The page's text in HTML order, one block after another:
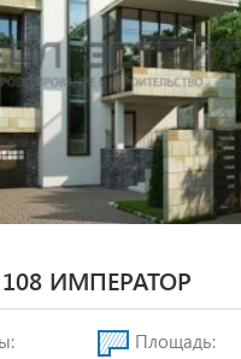
ИМПЕРАТОР
Площадь: